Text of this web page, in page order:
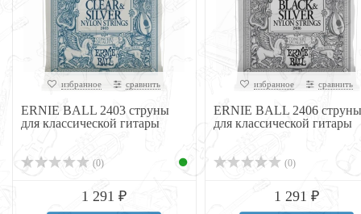
избранное сравнить
ERNIE BALL 2403 струны
для классической гитары
(0)
1 291 ₽
избранное сравнить
ERNIE BALL 2406 струны
для классической гитары
(0)
1 291 ₽